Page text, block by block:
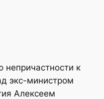
непричастности к
экс-министром
Алексеем